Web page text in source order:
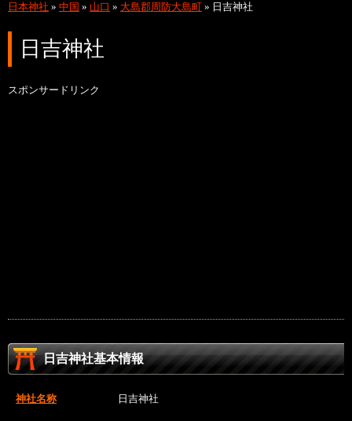
日本神社 » 中国 » 山口 » 大島郡周防大島町 » 日吉神社
日吉神社
スポンサードリンク
日吉神社基本情報
神社名称 日吉神社